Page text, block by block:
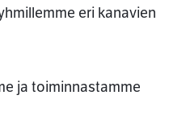
eri kanavien
ja toiminnastamme